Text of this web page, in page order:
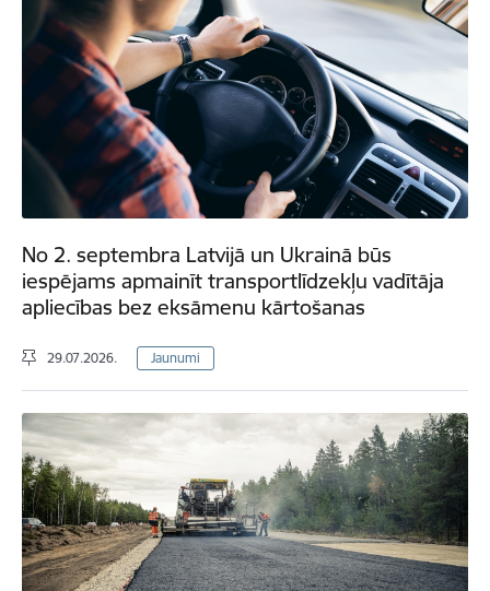
No 2. septembra Latvijā un Ukrainā būs
iespējams apmainīt transportlīdzekļu vadītāja
apliecības bez eksāmenu kārtošanas
29.07.2026. Jaunumi